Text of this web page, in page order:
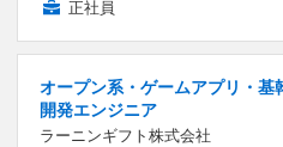
正社員
オープン系・ゲームアプリ・基
開発エンジニア
ラーニンギフト株式会社